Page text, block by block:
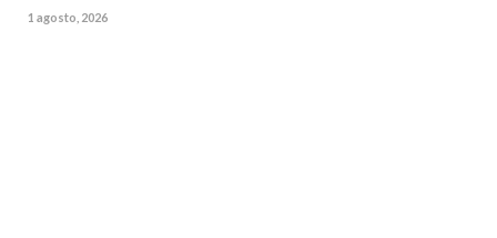
1 agosto, 2026